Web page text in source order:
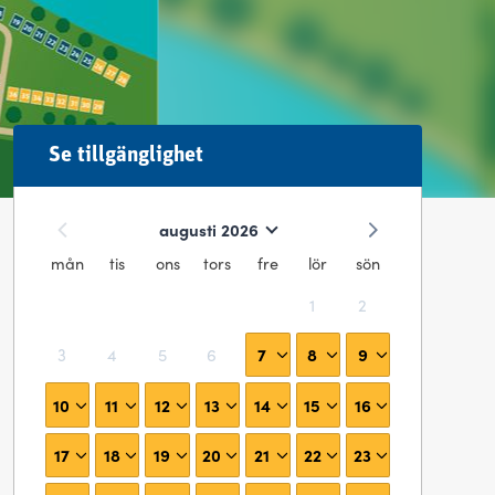
Se tillgänglighet
augusti 2026
mån tis ons tors fre lör
sön
1
2
3 4 5 6 7 8 9
10 11 12 13 14 15 16
17 18 19 20 21 22 23